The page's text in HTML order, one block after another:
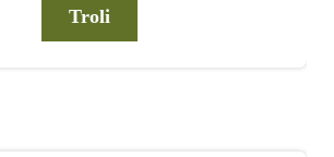
Troli